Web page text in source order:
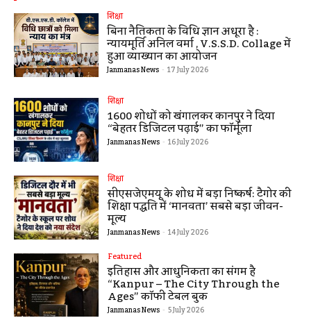
शिक्षा
बिना नैतिकता के विधि ज्ञान अधूरा है :
न्यायमूर्ति अनिल वर्मा , V.S.S.D. Collage में
हुआ व्याख्यान का आयोजन
Janmanas News - 17 July 2026
शिक्षा
1600 शोधों को खंगालकर कानपुर ने दिया
“बेहतर डिजिटल पढ़ाई” का फॉर्मूला
Janmanas News - 16 July 2026
शिक्षा
सीएसजेएमयू के शोध में बड़ा निष्कर्ष: टैगोर की
शिक्षा पद्धति में ‘मानवता’ सबसे बड़ा जीवन-
मूल्य
Janmanas News - 14 July 2026
Featured
इतिहास और आधुनिकता का संगम है
“Kanpur – The City Through the
Ages” कॉफी टेबल बुक
Janmanas News - 5 July 2026